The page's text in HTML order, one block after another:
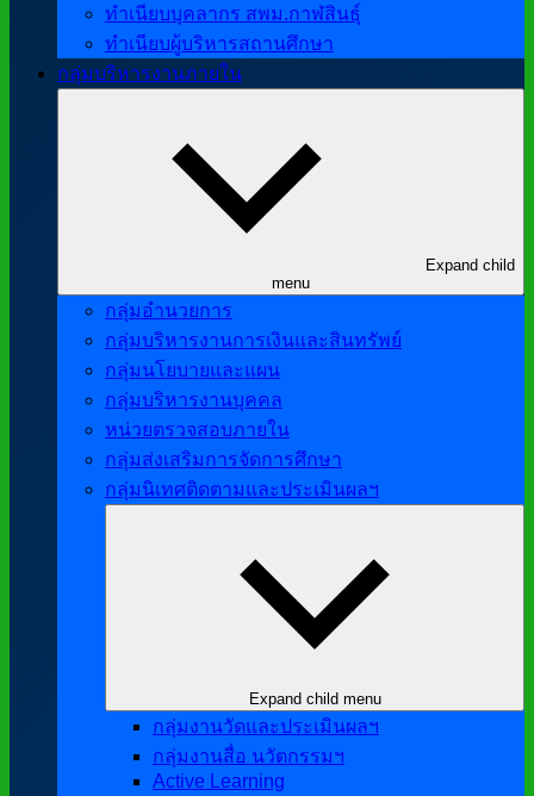
ทำเนียบบุคลากร สพม.กาฬสินธุ์
ทำเนียบผู้บริหารสถานศึกษา
กลุ่มบริหารงานภายใน
Expand child
menu
กลุ่มอำนวยการ
กลุ่มบริหารงานการเงินและสินทรัพย์
กลุ่มนโยบายและแผน
กลุ่มบริหารงานบุคคล
หน่วยตรวจสอบภายใน
กลุ่มส่งเสริมการจัดการศึกษา
กลุ่มนิเทศติดตามและประเมินผลฯ
Expand child menu
กลุ่มงานวัดและประเมินผลฯ
กลุ่มงานสื่อ นวัตกรรมฯ
Active Learning